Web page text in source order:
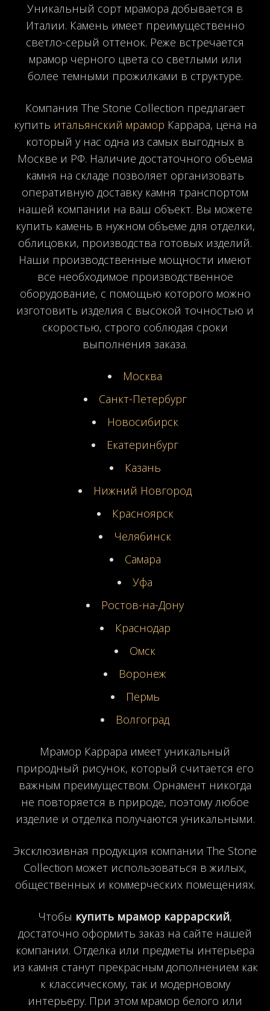
Уникальный сорт мрамора добывается в
Италии. Камень имеет преимущественно
светло-серый оттенок. Реже встречается
мрамор черного цвета со светлыми или
более темными прожилками в структуре.
Компания The Stone Collection предлагает
купить итальянский мрамор Каррара, цена на
который у нас одна из самых выгодных в
Москве и РФ. Наличие достаточного объема
камня на складе позволяет организовать
оперативную доставку камня транспортом
нашей компании на ваш объект. Вы можете
купить камень в нужном объеме для отделки,
облицовки, производства готовых изделий.
Наши производственные мощности имеют
все необходимое производственное
оборудование, с помощью которого можно
изготовить изделия с высокой точностью и
скоростью, строго соблюдая сроки
выполнения заказа.
Москва
Санкт-Петербург
Новосибирск
Екатеринбург
Казань
Нижний Новгород
Красноярск
Челябинск
Самара
Уфа
Ростов-на-Дону
Краснодар
Омск
Воронеж
Пермь
Волгоград
Мрамор Каррара имеет уникальный
природный рисунок, который считается его
важным преимуществом. Орнамент никогда
не повторяется в природе, поэтому любое
изделие и отделка получаются уникальными.
Эксклюзивная продукция компании The Stone
Collection может использоваться в жилых,
общественных и коммерческих помещениях.
Чтобы купить мрамор каррарский,
достаточно оформить заказ на сайте нашей
компании. Отделка или предметы интерьера
из камня станут прекрасным дополнением как
к классическому, так и модерновому
интерьеру. При этом мрамор белого или